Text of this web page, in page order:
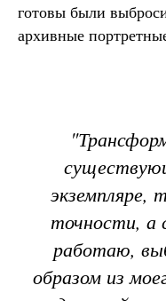
готовы были
архивные
экземпляре,
точности, а
работаю,
образом из